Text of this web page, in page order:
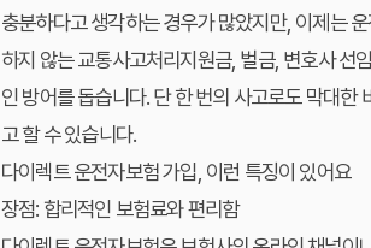
충분하다고 생각하는 경우가 많았지만, 이제는
하지 않는 교통사고처리지원금, 벌금, 변호사 선
인 방어를 돕습니다. 단 한 번의 사고로도 막대
고 할 수 있습니다.
다이렉트 운전자보험 가입, 이런 특징이 있어요
장점: 합리적인 보험료와 편리함